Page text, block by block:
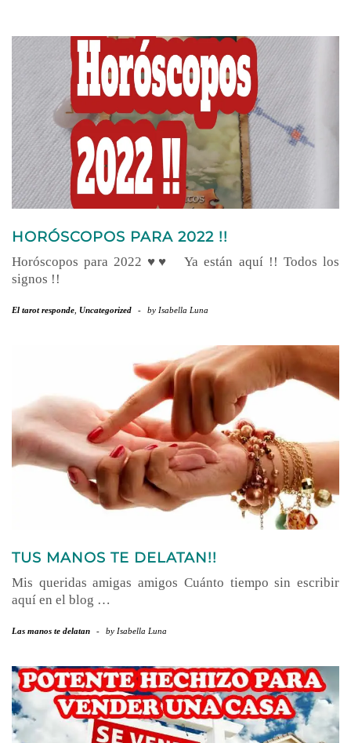
HORÓSCOPOS PARA 2022 !!
Horóscopos para 2022 ♥♥ Ya están aquí !! Todos los
signos !!
El tarot responde Uncategorized - by Isabella Luna
TUS MANOS TE DELATAN!!
Mis queridas amigas amigos Cuánto tiempo sin escribir
aquí en el blog …
Las manos te delatan - by Isabella Luna